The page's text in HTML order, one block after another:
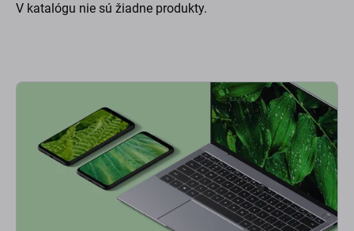
V katalógu nie sú žiadne produkty.